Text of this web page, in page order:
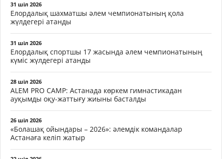
31 шіл 2026
Елордалық шахматшы әлем чемпионатының қола
жүлдегері атанды
31 шіл 2026
Елордалық спортшы 17 жасында әлем чемпионатының
күміс жүлдегері атанды
28 шіл 2026
ALEM PRO CAMP: Астанада көркем гимнастикадан
ауқымды оқу-жаттығу жиыны басталды
26 шіл 2026
«Болашақ ойындары – 2026»: әлемдік командалар
Астанаға келіп жатыр